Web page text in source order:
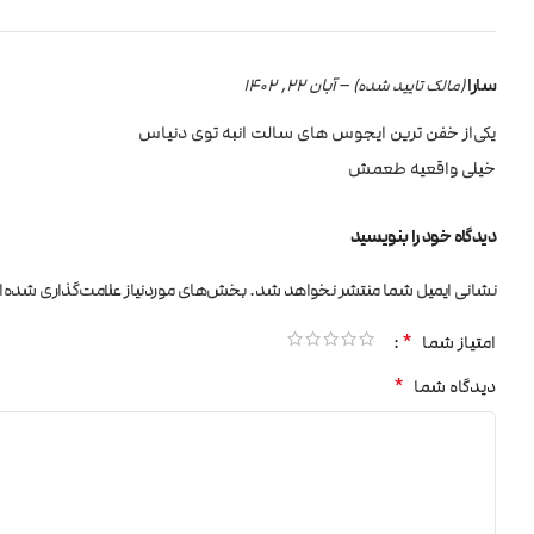
سارا(مالک تایید شده) –آبان 22, 1402
یکی‌از خفن ترین ایجوس های سالت انبه توی دنیاس
خیلی واقعیه طعمش
دیدگاه خود را بنویسید
نشانی ایمیل شما منتشر نخواهد شد.بخش‌های موردنیاز علامت‌گذاری
امتیاز شما *
دیدگاه شما *